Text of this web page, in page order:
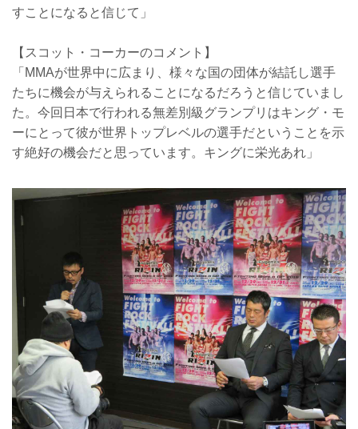
すことになると信じて」
【スコット・コーカーのコメント】
「MMAが世界中に広まり、様々な国の団体が結託し選手
たちに機会が与えられることになるだろうと信じていまし
た。今回日本で行われる無差別級グランプリはキング・モ
ーにとって彼が世界トップレベルの選手だということを示
す絶好の機会だと思っています。キングに栄光あれ」